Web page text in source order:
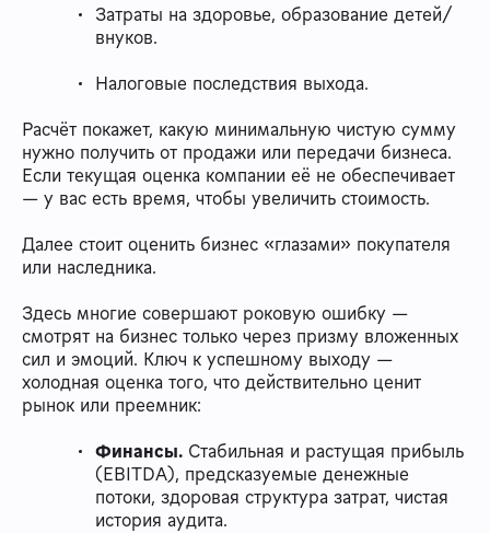
Затраты на здоровье, образование детей/
внуков.
Налоговые последствия выхода.
Расчёт покажет, какую минимальную чистую сумму
нужно получить от продажи или передачи бизнеса.
Если текущая оценка компании её не обеспечивает
— у вас есть время, чтобы увеличить стоимость.
Далее стоит оценить бизнес «глазами» покупателя
или наследника.
Здесь многие совершают роковую ошибку —
смотрят на бизнес только через призму вложенных
сил и эмоций. Ключ к успешному выходу —
холодная оценка того, что действительно ценит
рынок или преемник:
Финансы. Стабильная и растущая прибыль
(EBITDA), предсказуемые денежные
потоки, здоровая структура затрат, чистая
история аудита.